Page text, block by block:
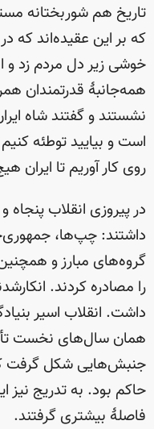
تاریخ هم شوربختانه
که بر این عقیده‌اند که
خوشی زیر دل مردم زد و
همه‌جانبهٔ قدرتمندان
نشستند و گفتند شاه
است و بیایید توطئه
روی کار آوریم تا
در پیروزی انقلاب
داشتند: چپ‌ها،
گروه‌های مبارز و
را مصادره کردند.
داشت. انقلاب اسیر
همان سال‌های نخست
جنبش‌هایی شکل گرفت که
حاکم بود. به تدریج
فاصلهٔ بیشتری گرفتند.